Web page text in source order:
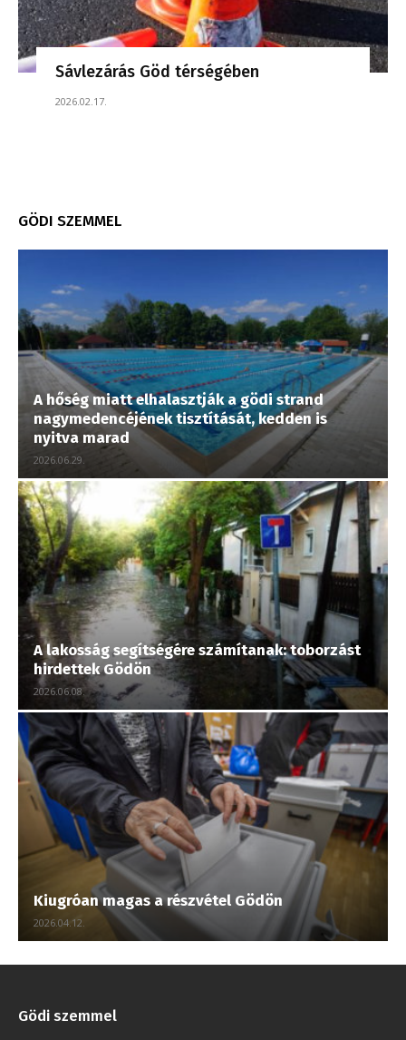
Sávlezárás Göd térségében
2026.02.17.
GÖDI SZEMMEL
A hőség miatt elhalasztják a gödi strand
nagymedencéjének tisztítását, kedden is
nyitva marad
2026.06.29.
A lakosság segítségére számítanak: toborzást
hirdettek Gödön
2026.06.08.
Kiugróan magas a részvétel Gödön
2026.04.12.
Gödi szemmel